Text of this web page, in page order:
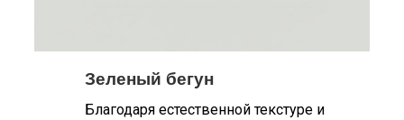
Зеленый бегун
Благодаря естественной текстуре и